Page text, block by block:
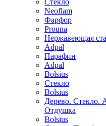
Стекло
Neoflam
Фарфор
Prouna
Нержавеющая
Adpal
Парафин
Adpal
Bolsius
Стекло
Bolsius
Дерево. Стекло.
Отдушка
Bolsius